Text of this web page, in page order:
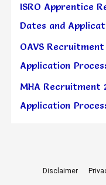
ISRO Apprentice
Dates and
OAVS
Application
MHA Recruitment
Application
Disclaimer